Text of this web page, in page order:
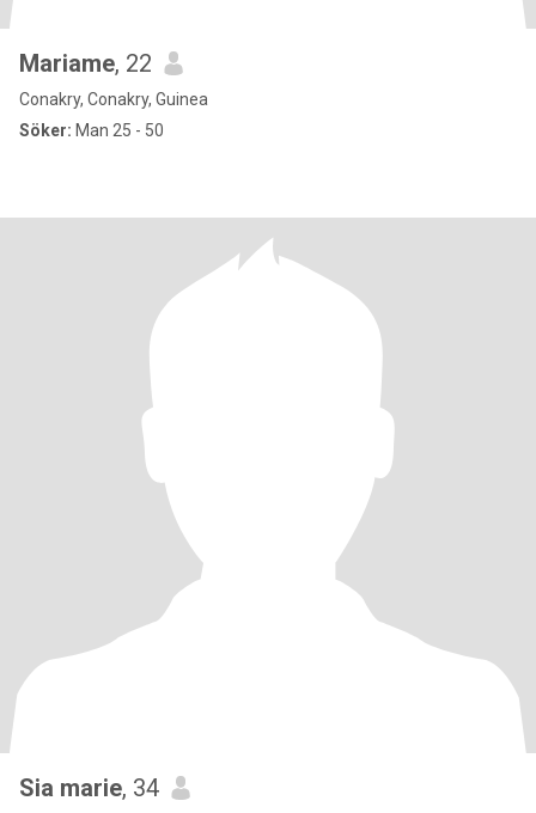
Mariame, 22
Conakry, Conakry, Guinea
Söker: Man 25 - 50
Sia marie, 34